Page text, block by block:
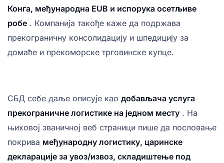
Конга, међународна EUB и испорука осетљиве
робе . Компанија такође каже да подржава
прекограничну консолидацију и шпедицију за
домаће и прекоморске трговинске купце.
СБД себе даље описује као добављача услуга
прекограничне логистике на једном месту . На
њиховој званичној веб страници пише да пословање
покрива међународну логистику, царинске
декларације за увоз/извоз, складиштење под